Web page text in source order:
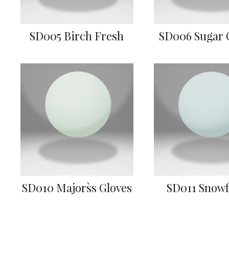
SD005 Birch Fresh SD006 Sugar
SD010 Majors`s Gloves SD011